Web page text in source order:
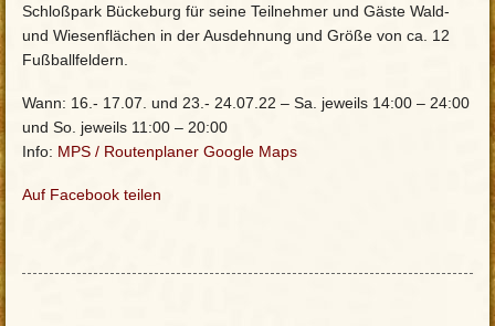
Schloßpark Bückeburg für seine Teilnehmer und Gäste Wald-
und Wiesenflächen in der Ausdehnung und Größe von ca. 12
Fußballfeldern.
Wann: 16.- 17.07. und 23.- 24.07.22 – Sa. jeweils 14:00 – 24:00
und So. jeweils 11:00 – 20:00
Info: MPS / Routenplaner Google Maps
Auf Facebook teilen